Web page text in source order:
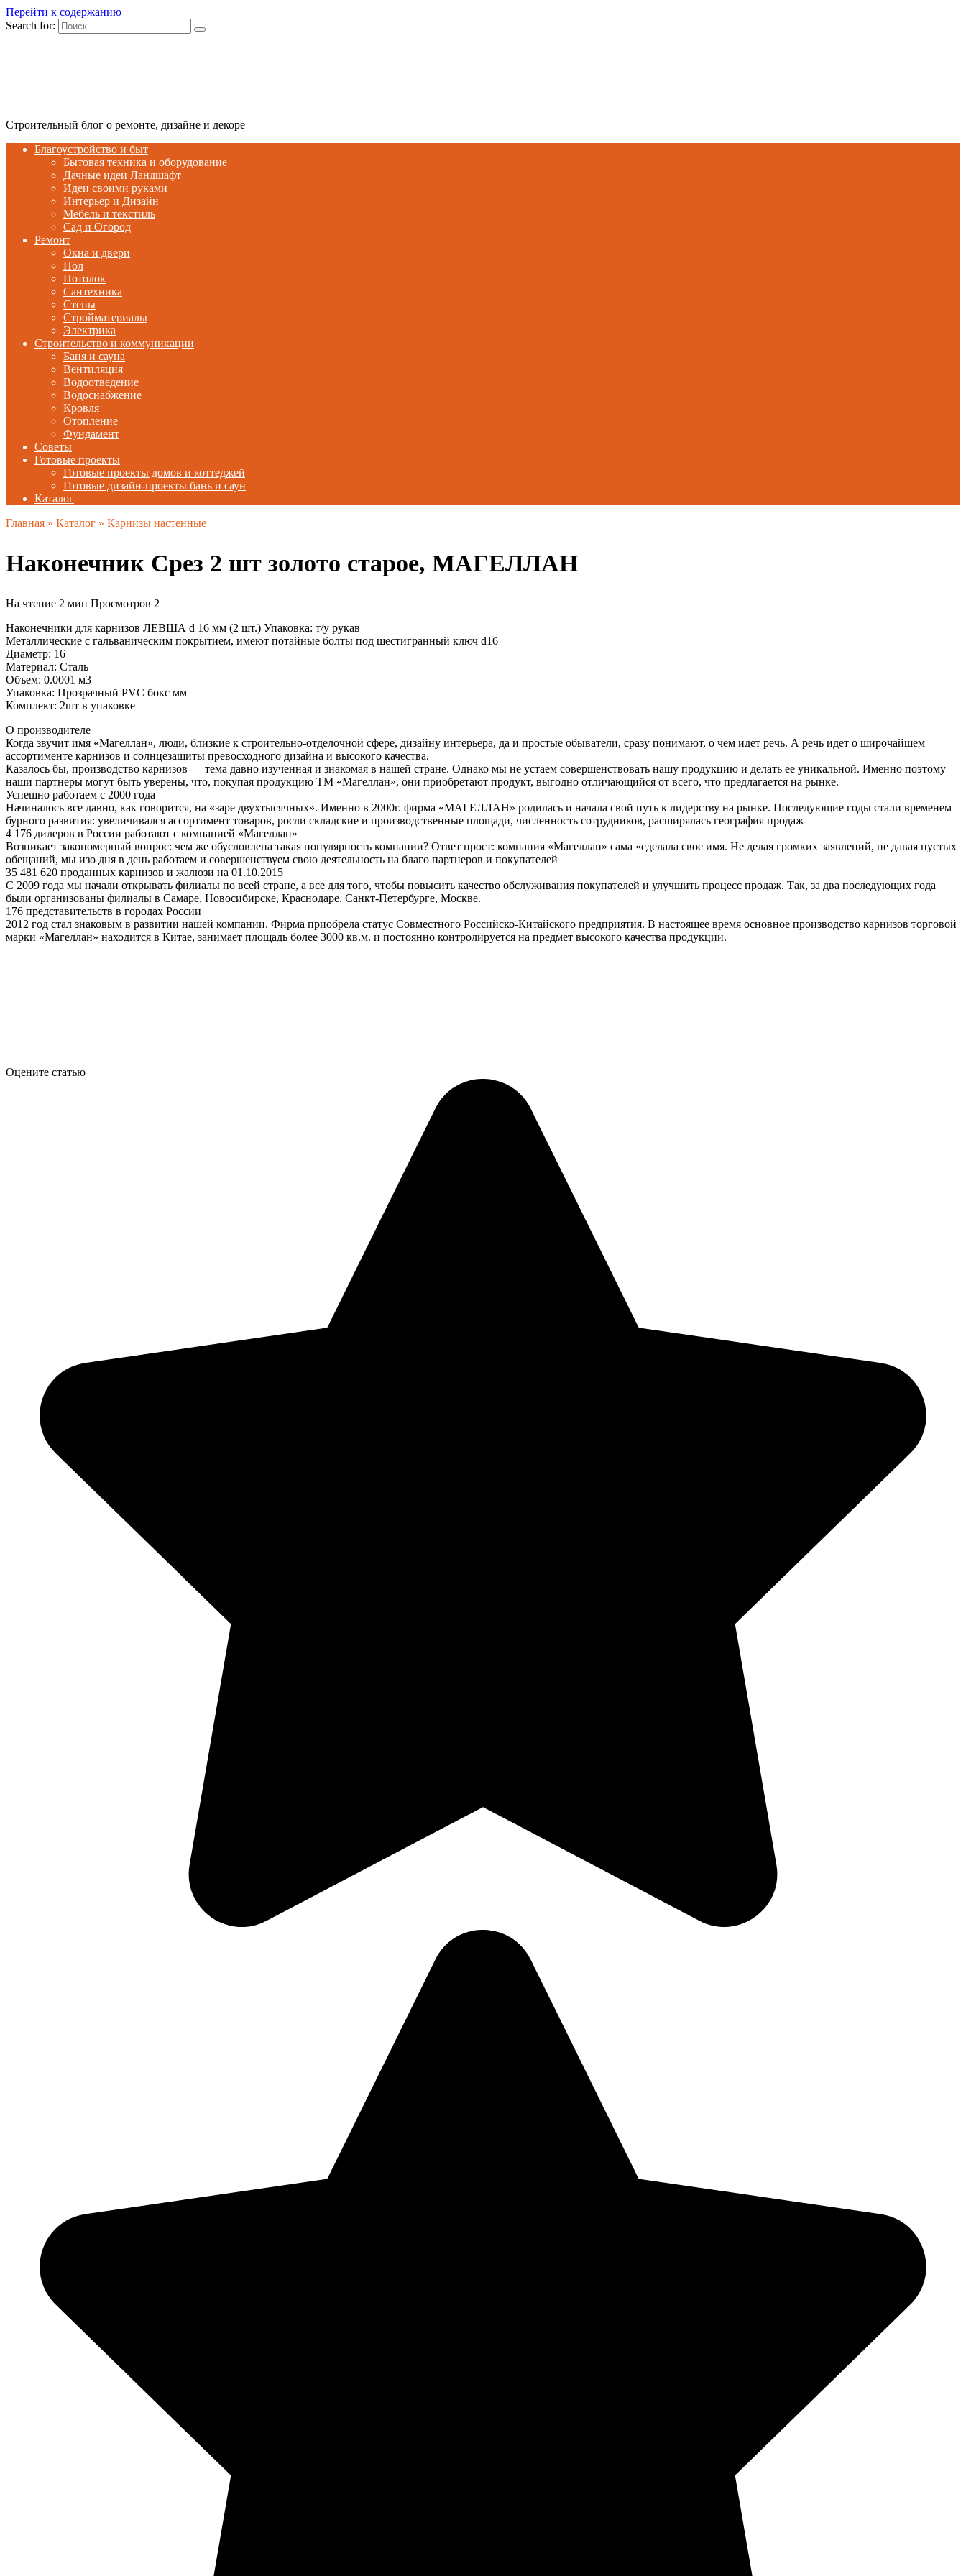
Перейти к содержанию
Search for:
Строительный блог о ремонте, дизайне и декоре
Благоустройство и быт
Бытовая техника и оборудование
Дачные идеи Ландшафт
Идеи своими руками
Интерьер и Дизайн
Мебель и текстиль
Сад и Огород
Ремонт
Окна и двери
Пол
Потолок
Сантехника
Стены
Стройматериалы
Электрика
Строительство и коммуникации
Баня и сауна
Вентиляция
Водоотведение
Водоснабжение
Кровля
Отопление
Фундамент
Советы
Готовые проекты
Готовые проекты домов и коттеджей
Готовые дизайн-проекты бань и саун
Каталог
Главная » Каталог » Карнизы настенные
Наконечник Срез 2 шт золото старое, МАГЕЛЛАН
На чтение 2 мин Просмотров 2
Наконечники для карнизов ЛЕВША d 16 мм (2 шт.) Упаковка: т/у рукав
Металлические с гальваническим покрытием, имеют потайные болты под шестигранный ключ d16
Диаметр: 16
Материал: Сталь
Объем: 0.0001 м3
Упаковка: Прозрачный PVC бокс мм
Комплект: 2шт в упаковке
О производителе
Когда звучит имя «Магеллан», люди, близкие к строительно-отделочной сфере, дизайну интерьера, да и простые обыватели, сразу понимают, о чем идет речь. А речь идет о широчайшем
ассортименте карнизов и солнцезащиты превосходного дизайна и высокого качества.
Казалось бы, производство карнизов — тема давно изученная и знакомая в нашей стране. Однако мы не устаем совершенствовать нашу продукцию и делать ее уникальной. Именно поэтому
наши партнеры могут быть уверены, что, покупая продукцию ТМ «Магеллан», они приобретают продукт, выгодно отличающийся от всего, что предлагается на рынке.
Успешно работаем с 2000 года
Начиналось все давно, как говорится, на «заре двухтысячных». Именно в 2000г. фирма «МАГЕЛЛАН» родилась и начала свой путь к лидерству на рынке. Последующие годы стали временем
бурного развития: увеличивался ассортимент товаров, росли складские и производственные площади, численность сотрудников, расширялась география продаж
4 176 дилеров в России работают с компанией «Магеллан»
Возникает закономерный вопрос: чем же обусловлена такая популярность компании? Ответ прост: компания «Магеллан» сама «сделала свое имя. Не делая громких заявлений, не давая пустых
обещаний, мы изо дня в день работаем и совершенствуем свою деятельность на благо партнеров и покупателей
35 481 620 проданных карнизов и жалюзи на 01.10.2015
С 2009 года мы начали открывать филиалы по всей стране, а все для того, чтобы повысить качество обслуживания покупателей и улучшить процесс продаж. Так, за два последующих года
были организованы филиалы в Самаре, Новосибирске, Краснодаре, Санкт-Петербурге, Москве.
176 представительств в городах России
2012 год стал знаковым в развитии нашей компании. Фирма приобрела статус Совместного Российско-Китайского предприятия. В настоящее время основное производство карнизов торговой
марки «Магеллан» находится в Китае, занимает площадь более 3000 кв.м. и постоянно контролируется на предмет высокого качества продукции.
Оцените статью